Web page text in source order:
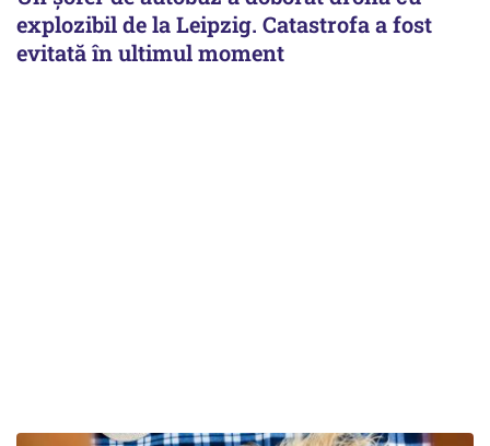
explozibil de la Leipzig. Catastrofa a fost
evitată în ultimul moment